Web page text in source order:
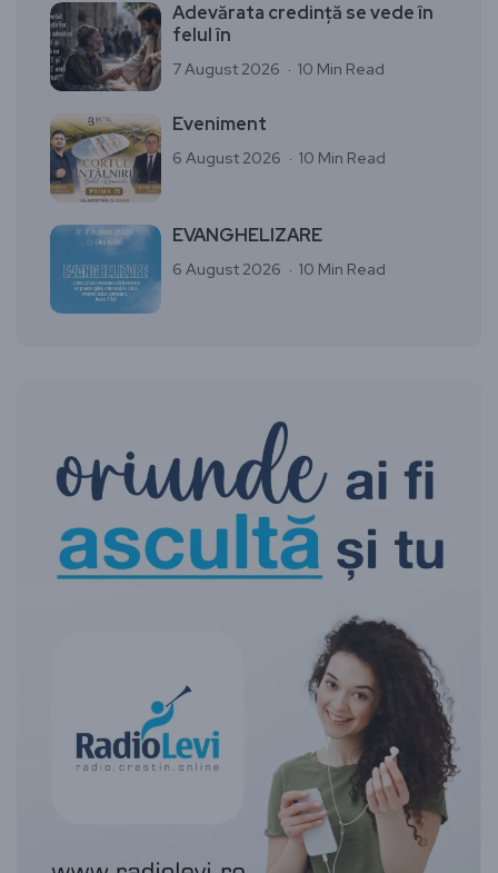
Adevărata credință se vede în
felul în
7 August 2026 10 Min Read
Eveniment
6 August 2026 10 Min Read
EVANGHELIZARE
6 August 2026 10 Min Read